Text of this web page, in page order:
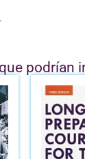
podrían